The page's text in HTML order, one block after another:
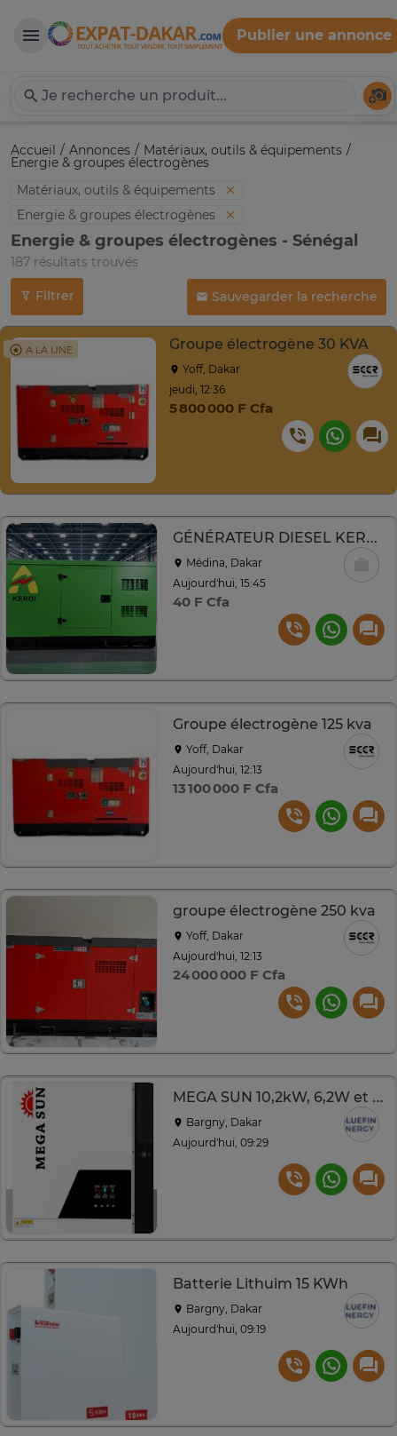
Expat-Dakar
Publier une annonce
Accueil Annonces Matériaux, outils & équipements
Energie & groupes électrogènes
Matériaux, outils & équipements
Energie & groupes électrogènes
Energie & groupes électrogènes - Sénégal
187 résultats trouvés
Filtrer Sauvegarder la recherche
A LA UNE Groupe électrogène 30 KVA
Yoff, Dakar
jeudi, 12:36
5 800 000 F Cfa
GÉNÉRATEUR DIESEL KEROI ✅
Médina, Dakar
Aujourd'hui, 15:45
40 F Cfa
Groupe électrogène 125 kva
Yoff, Dakar
Aujourd'hui, 12:13
13 100 000 F Cfa
groupe électrogène 250 kva
Yoff, Dakar
Aujourd'hui, 12:13
24 000 000 F Cfa
MEGA SUN 10,2kW, 6,2W et 4,2KW
Bargny, Dakar
Aujourd'hui, 09:29
Batterie Lithuim 15 KWh
Bargny, Dakar
Aujourd'hui, 09:19